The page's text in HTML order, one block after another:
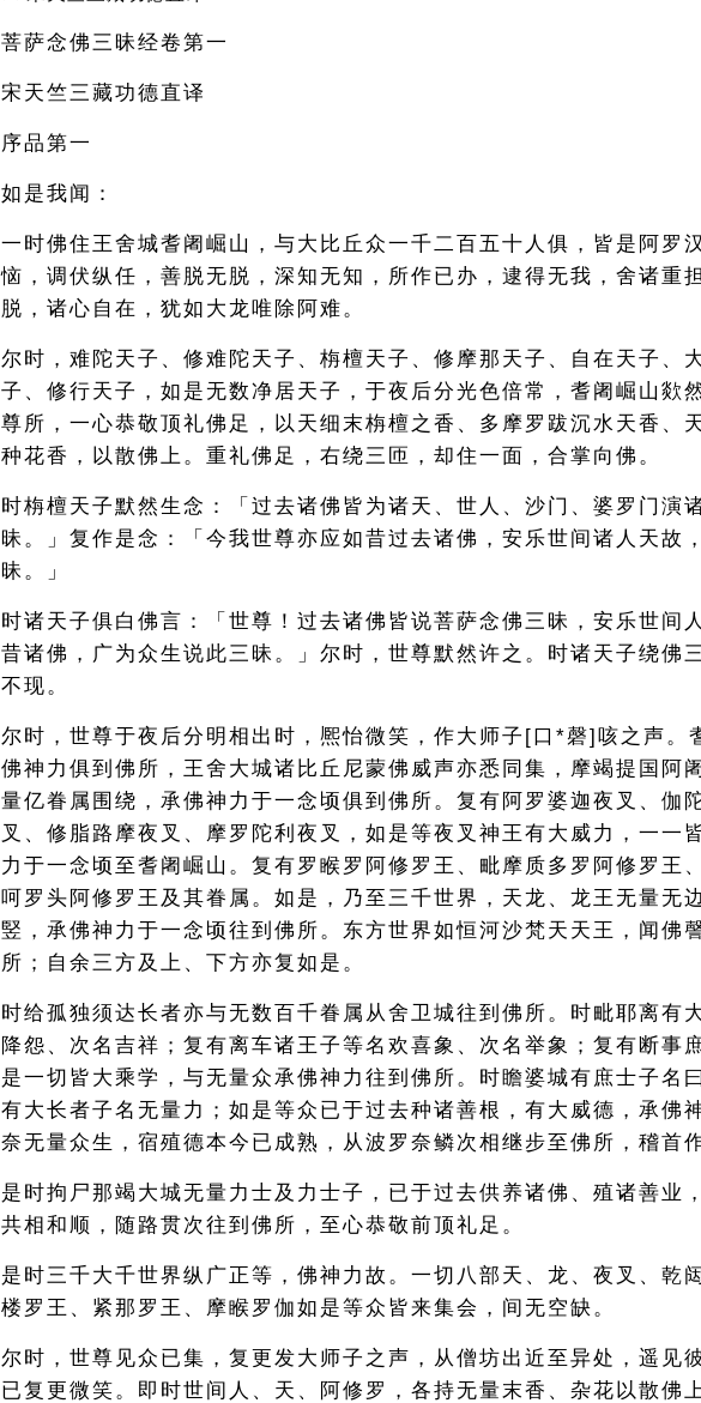
菩萨念佛三昧经卷第一
宋天竺三藏功德直译
序品第一
如是我闻：
一时佛住王舍城耆阇崛山，与大比丘众一千二百五十人俱，皆是阿罗
恼，调伏纵任，善脱无脱，深知无知，所作已办，逮得无我，舍诸重
脱，诸心自在，犹如大龙唯除阿难。
尔时，难陀天子、修难陀天子、栴檀天子、修摩那天子、自在天子、
子、修行天子，如是无数净居天子，于夜后分光色倍常，耆阇崛山欻
尊所，一心恭敬顶礼佛足，以天细末栴檀之香、多摩罗跋沉水天香、
种花香，以散佛上。重礼佛足，右绕三匝，却住一面，合掌向佛。
时栴檀天子默然生念：「过去诸佛皆为诸天、世人、沙门、婆罗门演
昧。」复作是念：「今我世尊亦应如昔过去诸佛，安乐世间诸人天故
昧。」
时诸天子俱白佛言：「世尊！过去诸佛皆说菩萨念佛三昧，安乐世间
昔诸佛，广为众生说此三昧。」尔时，世尊默然许之。时诸天子绕佛
不现。
尔时，世尊于夜后分明相出时，熈怡微笑，作大师子[口*磬]咳之声。
佛神力俱到佛所，王舍大城诸比丘尼蒙佛威声亦悉同集，摩竭提国阿
量亿眷属围绕，承佛神力于一念顷俱到佛所。复有阿罗婆迦夜叉、伽
叉、修脂路摩夜叉、摩罗陀利夜叉，如是等夜叉神王有大威力，一一
力于一念顷至耆阇崛山。复有罗睺罗阿修罗王、毗摩质多罗阿修罗王
呵罗头阿修罗王及其眷属。如是，乃至三千世界，天龙、龙王无量无
竪，承佛神力于一念顷往到佛所。东方世界如恒河沙梵天天王，闻佛
所；自余三方及上、下方亦复如是。
时给孤独须达长者亦与无数百千眷属从舍卫城往到佛所。时毗耶离有
降怨、次名吉祥；复有离车诸王子等名欢喜象、次名举象；复有断事
是一切皆大乘学，与无量众承佛神力往到佛所。时瞻婆城有庶士子名
有大长者子名无量力；如是等众已于过去种诸善根，有大威德，承佛
奈无量众生，宿殖德本今已成熟，从波罗奈鳞次相继步至佛所，稽首
是时拘尸那竭大城无量力士及力士子，已于过去供养诸佛、殖诸善业
共相和顺，随路贯次往到佛所，至心恭敬前顶礼足。
是时三千大千世界纵广正等，佛神力故。一切八部天、龙、夜叉、乾
楼罗王、紧那罗王、摩睺罗伽如是等众皆来集会，间无空缺。
尔时，世尊见众已集，复更发大师子之声，从僧坊出近至异处，遥见
已复更微笑。即时世间人、天、阿修罗，各持无量末香、杂花以散佛